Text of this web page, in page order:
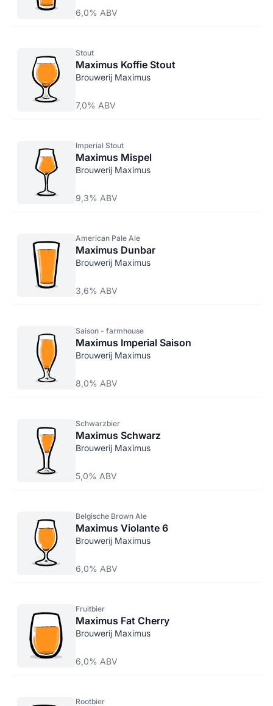
6,0% ABV
Stout
Maximus Koffie Stout
Brouwerij Maximus
7,0% ABV
Imperial Stout
Maximus Mispel
Brouwerij Maximus
9,3% ABV
American Pale Ale
Maximus Dunbar
Brouwerij Maximus
3,6% ABV
Saison - farmhouse
Maximus Imperial Saison
Brouwerij Maximus
8,0% ABV
Schwarzbier
Maximus Schwarz
Brouwerij Maximus
5,0% ABV
Belgische Brown Ale
Maximus Violante 6
Brouwerij Maximus
6,0% ABV
Fruitbier
Maximus Fat Cherry
Brouwerij Maximus
6,0% ABV
Rootbier